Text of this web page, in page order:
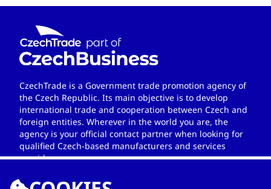
CzechTrade is a Government trade promotion agency of
the Czech Republic. Its main objective is to develop
international trade and cooperation between Czech and
foreign entities. Wherever in the world you are, the
agency is your official contact partner when looking for
qualified Czech-based manufacturers and services
providers.